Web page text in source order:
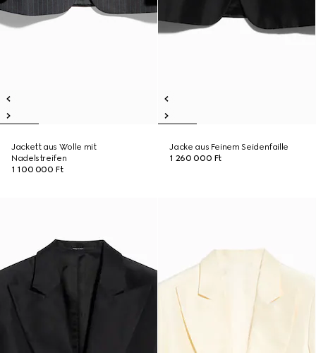
Jackett aus Wolle mit
Nadelstreifen
1 100 000 Ft
Jacke aus Feinem Seidenfaille
1 260 000 Ft